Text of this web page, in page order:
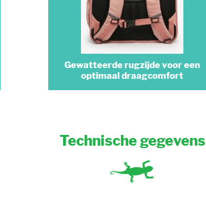
Gewatteerde rugzijde voor een
optimaal draagcomfort
Technische gegevens